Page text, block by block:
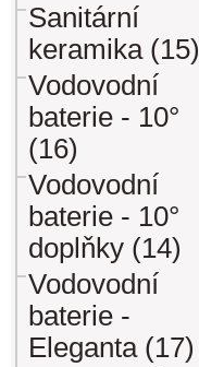
Sanitární
keramika (15)
Vodovodní
baterie - 10°
(16)
Vodovodní
baterie - 10°
doplňky (14)
Vodovodní
baterie -
Eleganta (17)